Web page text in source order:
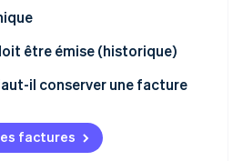
être émise (historique)
il conserver une facture
factures